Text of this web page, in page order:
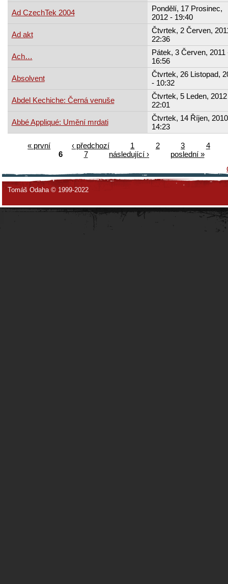
Ad CzechTek 2004
Pondělí, 17 Prosinec,
2012 - 19:40
Ad akt
Čtvrtek, 2 Červen,
22:36
Ach…
Pátek, 3 Červen, 2011
16:56
Absolvent
Čtvrtek, 26 Listopad,
- 10:32
Abdel Kechiche: Černá venuše
Čtvrtek, 5 Leden,
22:01
Abbé Appliqué: Umění mrdati
Čtvrtek, 14 Říjen,
14:23
« první ‹ předchozí 1 2 3
4
6
7 následující ›
poslední »
Tomáš Odaha © 1999-2022